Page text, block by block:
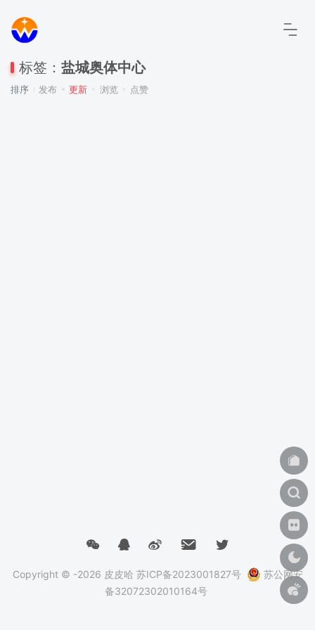
标签： 盐城奥体中心
排序 发布 更新 浏览 点赞
Copyright © -2026 皮皮哈 苏ICP备2023001827号
苏公网安
备32072302010164号